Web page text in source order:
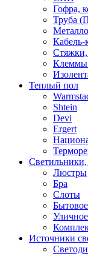
Гофра,
Труба
Кабель-
Теплый пол
Shtein
Devi
Ergert
Люстры
Бра
Слоты
Источники